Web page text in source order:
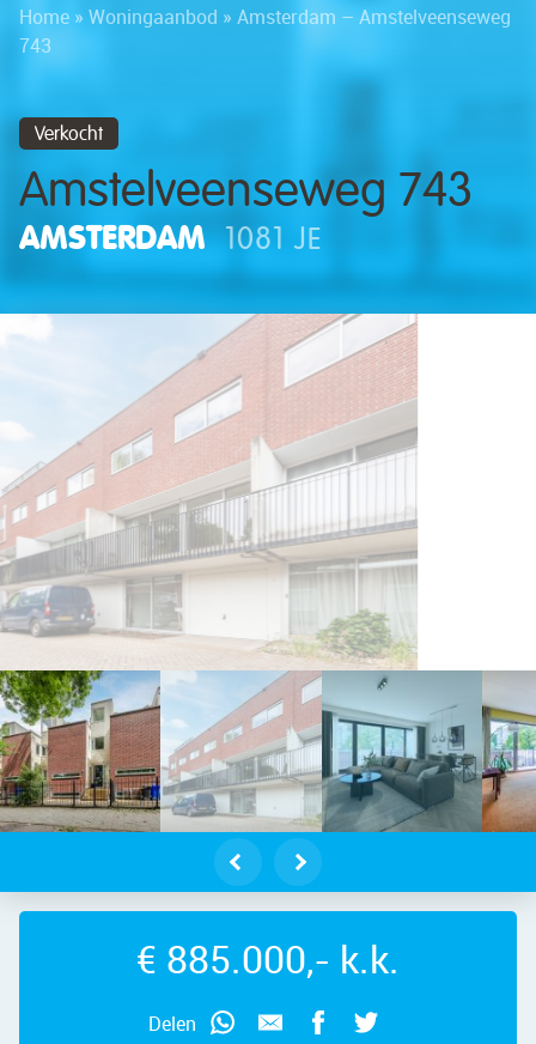
Home » Woningaanbod » Amsterdam – Amstelveenseweg
743
Verkocht
Amstelveenseweg 743
AMSTERDAM 1081 JE
743 – Foto 6
Delen
€ 885.000,- k.k.